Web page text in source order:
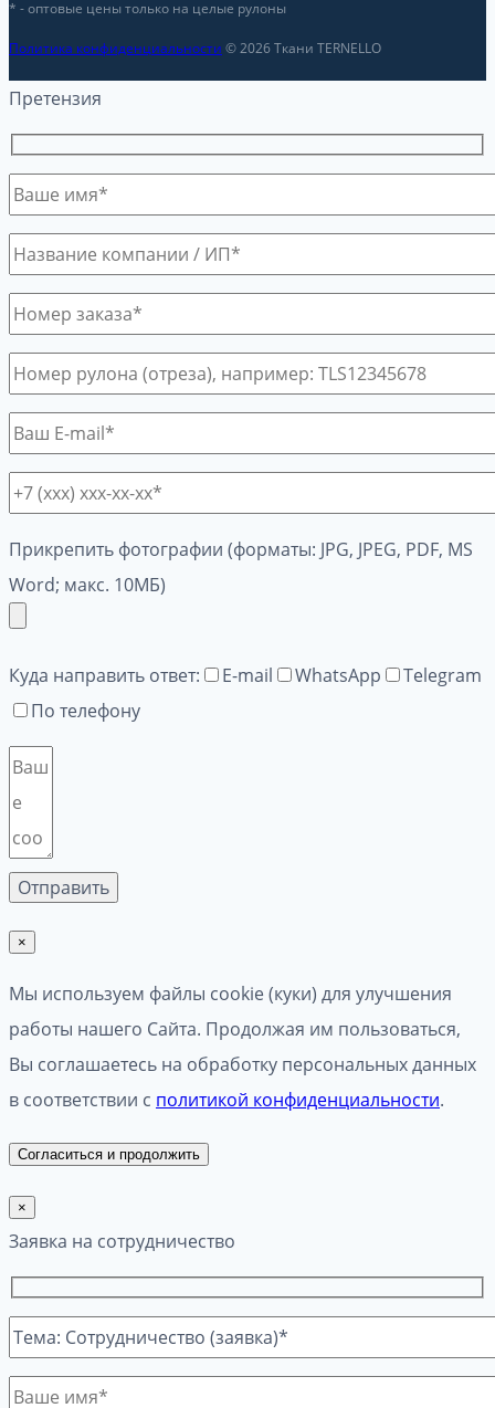
* - оптовые цены только на целые рулоны
Политика конфиденциальности © 2026 Ткани TERNELLO
Претензия
Прикрепить фотографии (форматы: JPG, JPEG, PDF, MS
Word; макс. 10МБ)
Куда направить ответ: E-mail WhatsApp
Telegram
По телефону
×
Мы используем файлы cookie (куки) для улучшения
работы нашего Сайта. Продолжая им пользоваться,
Вы соглашаетесь на обработку персональных данных
в соответствии с политикой конфиденциальности.
Согласиться и продолжить
×
Заявка на сотрудничество